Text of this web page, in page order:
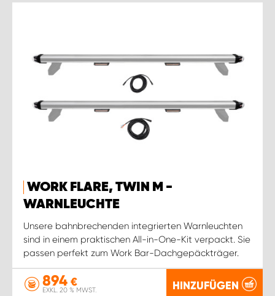
WORK FLARE, TWIN M -
WARNLEUCHTE
Unsere bahnbrechenden integrierten Warnleuchten
sind in einem praktischen All-in-One-Kit verpackt. Sie
passen perfekt zum Work Bar-Dachgepäckträger.
894 €
EXKL. 20 % MWST. HINZUFÜGEN